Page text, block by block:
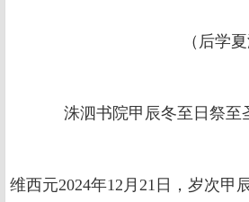
（后学
洙泗书院甲辰冬至日祭至
维西元2024年12月21日，岁次甲